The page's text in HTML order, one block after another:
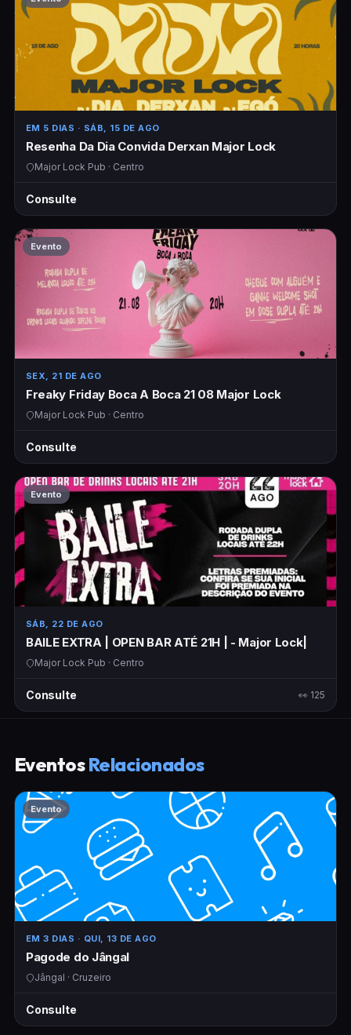
EM 5 DIAS · SÁB, 15 DE AGO
Resenha Da Dia Convida Derxan Major Lock
Major Lock Pub · Centro
Consulte
Evento
SEX, 21 DE AGO
Freaky Friday Boca A Boca 21 08 Major Lock
Major Lock Pub · Centro
Consulte
Evento
SÁB, 22 DE AGO
BAILE EXTRA | OPEN BAR ATÉ 21H | - Major Lock|
Major Lock Pub · Centro
Consulte 👀 125
EventosRelacionados
Evento
EM 3 DIAS · QUI, 13 DE AGO
Pagode do Jângal
Jângal · Cruzeiro
Consulte